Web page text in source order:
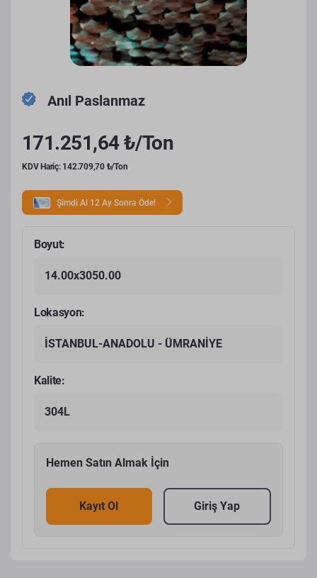
Anıl Paslanmaz
171.251,64 ₺/Ton
KDV Hariç: 142.709,70 ₺/Ton
Şimdi Al 12 Ay Sonra Öde!
Boyut:
14.00x3050.00
Lokasyon:
İSTANBUL-ANADOLU - ÜMRANİYE
Kalite:
304L
Hemen Satın Almak İçin
Kayıt Ol Giriş Yap